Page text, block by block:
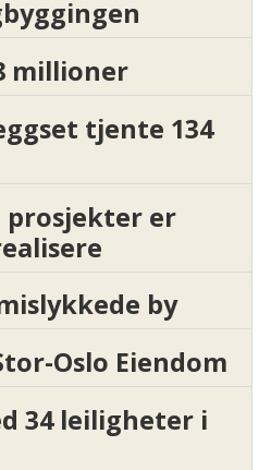
millioner
tjente 134
prosjekter er
by
Oslo Eiendom
34 leiligheter i